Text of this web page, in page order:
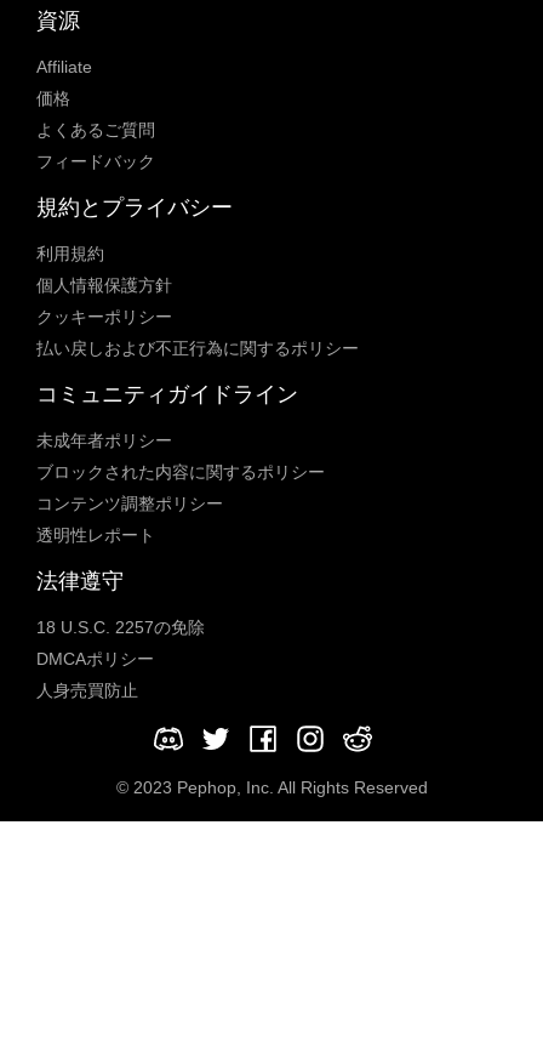
資源
Affiliate
価格
よくあるご質問
フィードバック
規約とプライバシー
利用規約
個人情報保護方針
クッキーポリシー
払い戻しおよび不正行為に関するポリシー
コミュニティガイドライン
未成年者ポリシー
ブロックされた内容に関するポリシー
コンテンツ調整ポリシー
透明性レポート
法律遵守
18 U.S.C. 2257の免除
DMCAポリシー
人身売買防止
© 2023 Pephop, Inc. All Rights Reserved